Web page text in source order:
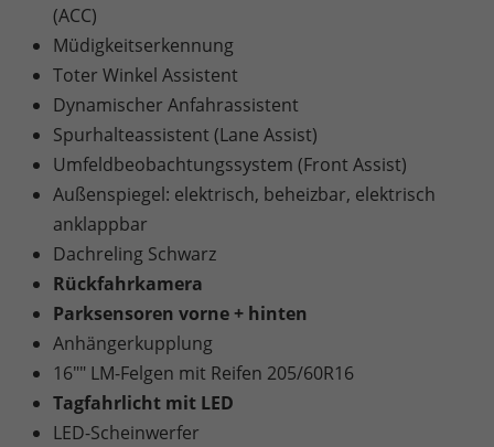
(ACC)
Müdigkeitserkennung
Toter Winkel Assistent
Dynamischer Anfahrassistent
Spurhalteassistent (Lane Assist)
Umfeldbeobachtungssystem (Front Assist)
Außenspiegel: elektrisch, beheizbar, elektrisch
anklappbar
Dachreling Schwarz
Rückfahrkamera
Parksensoren vorne + hinten
Anhängerkupplung
16"" LM-Felgen mit Reifen 205/60R16
Tagfahrlicht mit LED
LED-Scheinwerfer